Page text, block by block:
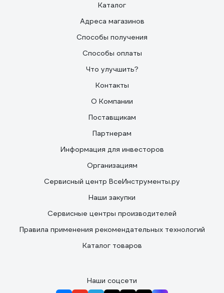
Каталог
Адреса магазинов
Способы получения
Способы оплаты
Что улучшить?
Контакты
О Компании
Поставщикам
Партнерам
Информация для инвесторов
Организациям
Сервисный центр ВсеИнструменты.ру
Наши закупки
Сервисные центры производителей
Правила применения рекомендательных технологий
Каталог товаров
Наши соцсети